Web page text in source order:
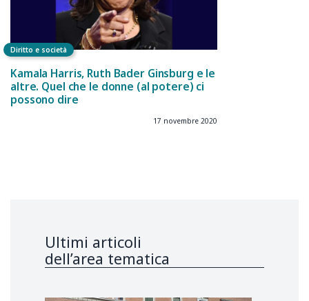
Diritto e società
Kamala Harris, Ruth Bader Ginsburg e le
altre. Quel che le donne (al potere) ci
possono dire
17 novembre 2020
Ultimi articoli
dell’area tematica